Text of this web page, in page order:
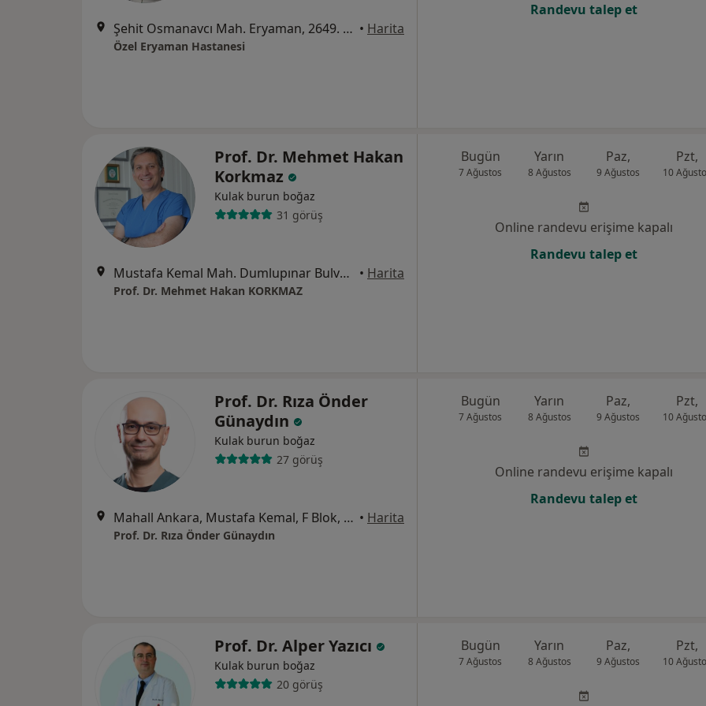
Şehit Osmanavcı Mah. Eryaman, 2649. Sk. No: 2, Ankara • Harita
Özel Eryaman Hastanesi
Randevu talep et
Prof. Dr. Mehmet Hakan
Korkmaz
Kulak burun boğaz
31 görüş
Mustafa Kemal Mah. Dumlupınar Bulvarı No:274 Mahall B Blok Kat 2 No 14, Ankara • Harita
Prof. Dr. Mehmet Hakan KORKMAZ
Bugün
7 Ağustos
Yarın
8 Ağustos
Paz,
9 Ağustos
Pzt,
10
Online randevu erişime kapalı
Randevu talep et
Prof. Dr. Rıza Önder
Günaydın
Kulak burun boğaz
27 görüş
Mahall Ankara, Mustafa Kemal, F Blok, No:9, Ankara • Harita
Prof. Dr. Rıza Önder Günaydın
Bugün
7 Ağustos
Yarın
8 Ağustos
Paz,
9 Ağustos
Pzt,
10
Online randevu erişime kapalı
Randevu talep et
Prof. Dr. Alper Yazıcı
Kulak burun boğaz
20 görüş
Bugün
7 Ağustos
Yarın
8 Ağustos
Paz,
9 Ağustos
Pzt,
10